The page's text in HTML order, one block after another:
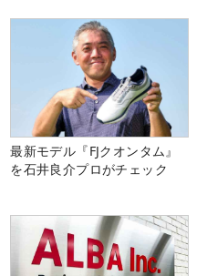
最新モデル『FJクオンタム』
を石井良介プロがチェック